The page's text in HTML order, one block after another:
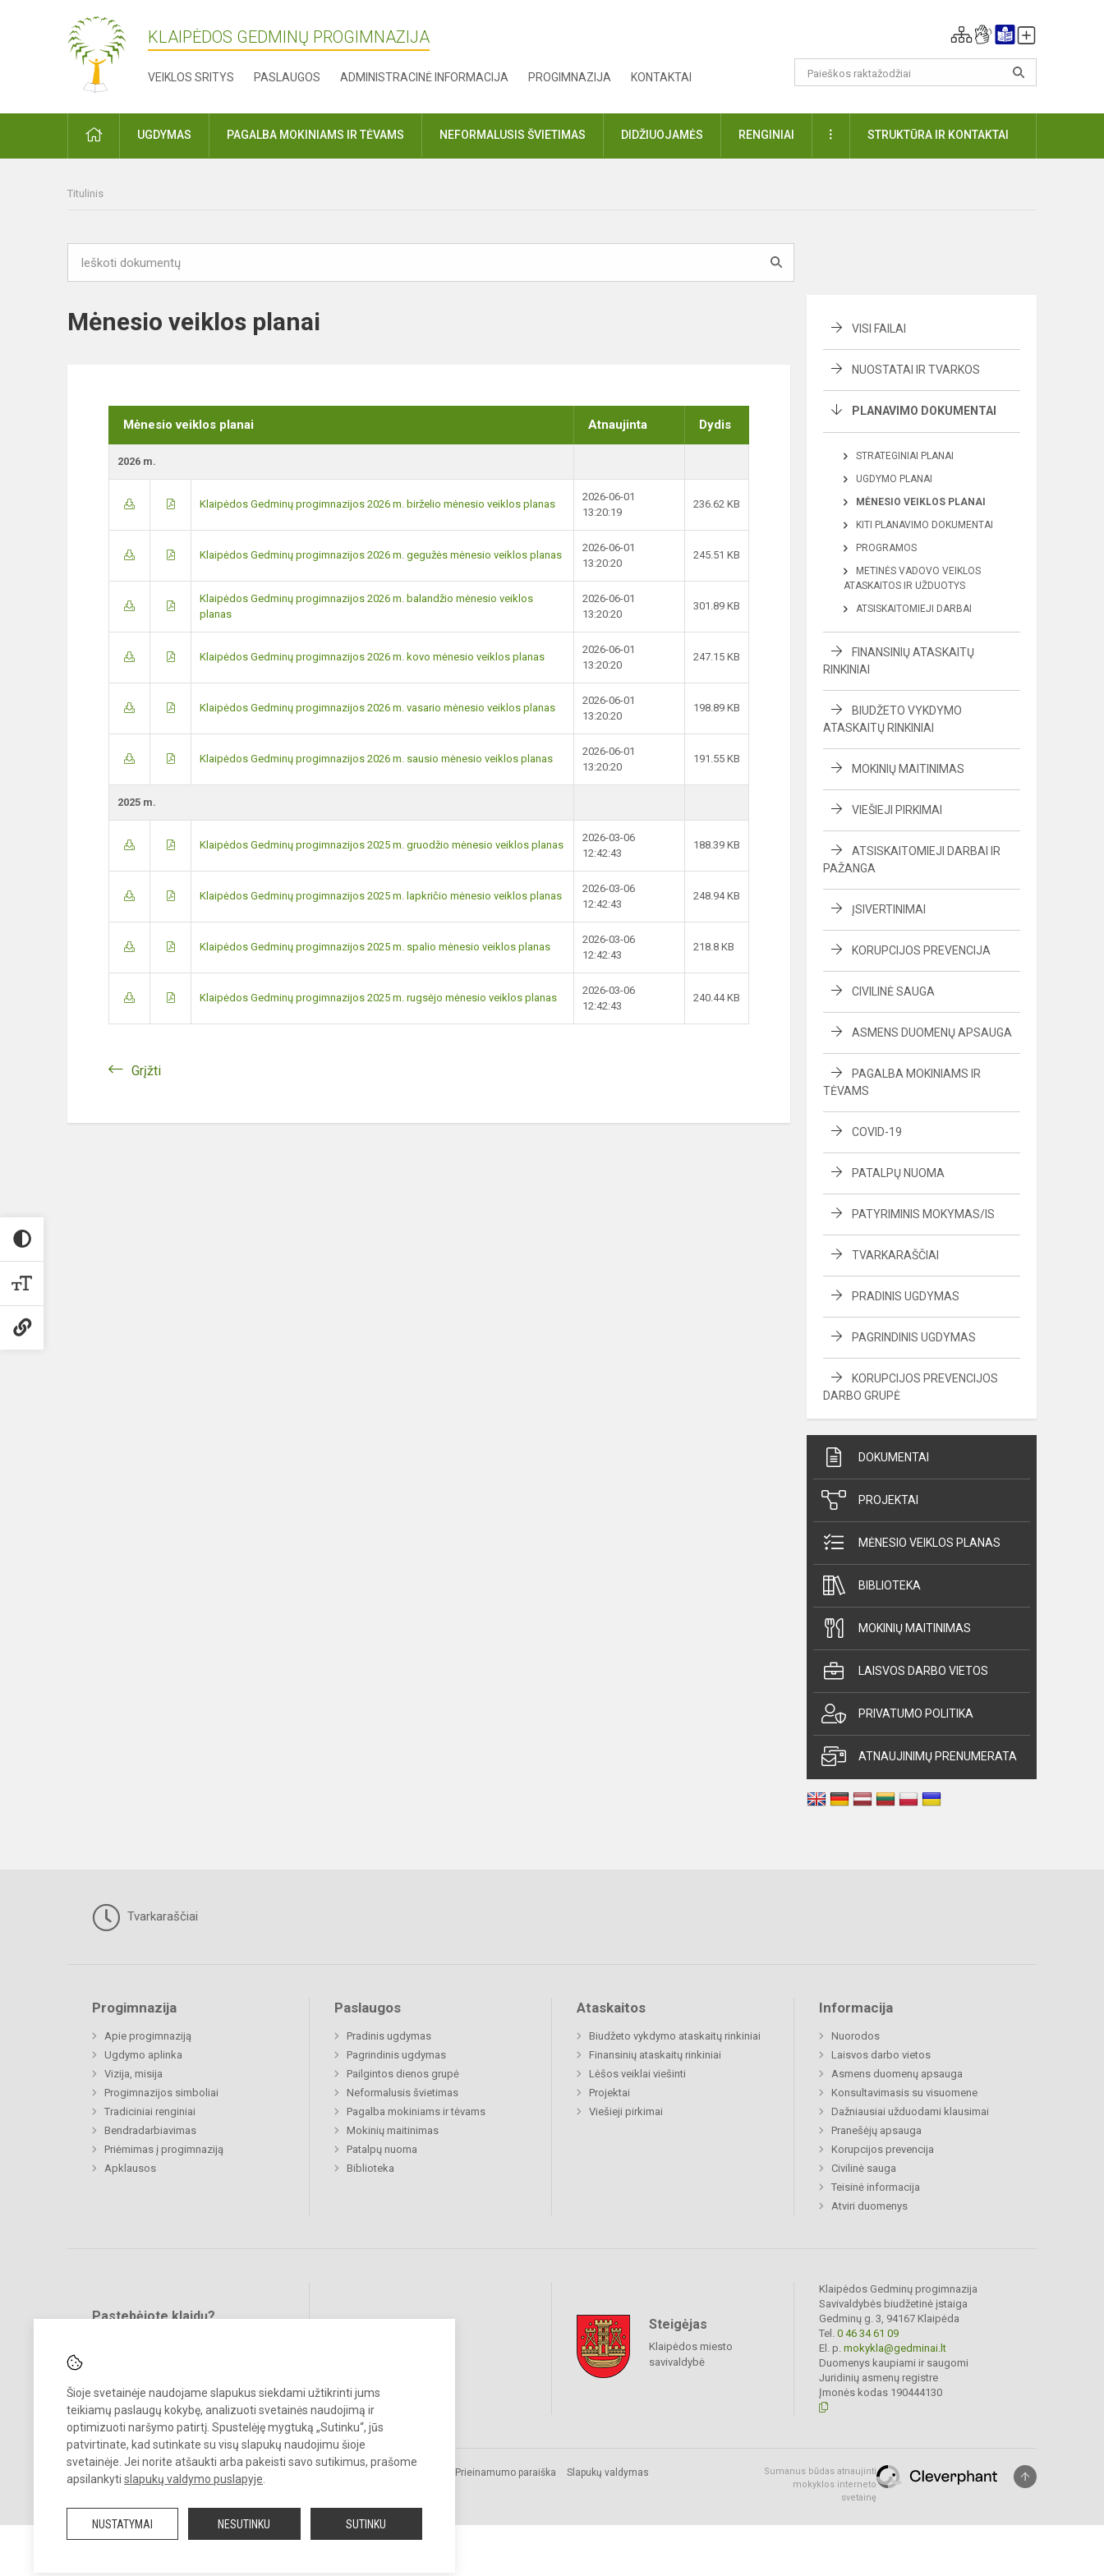
Šioje svetainėje naudojame slapukus siekdami užtikrinti jums
teikiamų paslaugų kokybę, analizuoti svetainės naudojimą ir
optimizuoti naršymo patirtį. Spustelėję mygtuką „Sutinku“, jūs
patvirtinate, kad sutinkate su visų slapukų naudojimu šioje
svetainėje. Jei norite atšaukti arba pakeisti savo sutikimus, prašome
apsilankyti slapukų valdymo puslapyje
NUSTATYMAI NESUTINKU SUTINKU
KLAIPĖDOS GEDMINŲ PROGIMNAZIJA
VEIKLOS SRITYS PASLAUGOS ADMINISTRACINĖ INFORMACIJA PROGIMNAZIJA KONTAKTAI
PRADŽIAUGDYMAS PAGALBA MOKINIAMS IR TĖVAMS NEFORMALUSIS ŠVIETIMAS DIDŽIUOJAMĖS RENGINIAI DAUGIAUSTRUKTŪRA IR KONTAKTAI
Titulinis
Mėnesio veiklos planai
Mėnesio veiklos planai Atnaujinta Dydis
2026 m.
Klaipėdos Gedminų progimnazijos 2026 m. birželio mėnesio veiklos planas
2026-06-01
13:20:19
236.62 KB
Klaipėdos Gedminų progimnazijos 2026 m. gegužės mėnesio veiklos planas
2026-06-01
13:20:20
245.51 KB
Klaipėdos Gedminų progimnazijos 2026 m. balandžio mėnesio veiklos
planas
2026-06-01
13:20:20
301.89 KB
Klaipėdos Gedminų progimnazijos 2026 m. kovo mėnesio veiklos planas
2026-06-01
13:20:20
247.15 KB
Klaipėdos Gedminų progimnazijos 2026 m. vasario mėnesio veiklos planas
2026-06-01
13:20:20
198.89 KB
Klaipėdos Gedminų progimnazijos 2026 m. sausio mėnesio veiklos planas
2026-06-01
13:20:20
191.55 KB
2025 m.
Klaipėdos Gedminų progimnazijos 2025 m. gruodžio mėnesio veiklos planas
2026-03-06
12:42:43
188.39 KB
Klaipėdos Gedminų progimnazijos 2025 m. lapkričio mėnesio veiklos planas
2026-03-06
12:42:43
248.94 KB
Klaipėdos Gedminų progimnazijos 2025 m. spalio mėnesio veiklos planas
2026-03-06
12:42:43
218.8 KB
Klaipėdos Gedminų progimnazijos 2025 m. rugsėjo mėnesio veiklos planas
2026-03-06
12:42:43
240.44 KB
Grįžti
VISI FAILAI
NUOSTATAI IR TVARKOS
PLANAVIMO DOKUMENTAI
STRATEGINIAI PLANAI
UGDYMO PLANAI
MĖNESIO VEIKLOS PLANAI
KITI PLANAVIMO DOKUMENTAI
PROGRAMOS
METINĖS VADOVO VEIKLOS
ATASKAITOS IR UŽDUOTYS
ATSISKAITOMIEJI DARBAI
FINANSINIŲ ATASKAITŲ
RINKINIAI
BIUDŽETO VYKDYMO
ATASKAITŲ RINKINIAI
MOKINIŲ MAITINIMAS
VIEŠIEJI PIRKIMAI
ATSISKAITOMIEJI DARBAI IR
PAŽANGA
ĮSIVERTINIMAI
KORUPCIJOS PREVENCIJA
CIVILINĖ SAUGA
ASMENS DUOMENŲ APSAUGA
PAGALBA MOKINIAMS IR
TĖVAMS
COVID-19
PATALPŲ NUOMA
PATYRIMINIS MOKYMAS/IS
TVARKARAŠČIAI
PRADINIS UGDYMAS
PAGRINDINIS UGDYMAS
KORUPCIJOS PREVENCIJOS
DARBO GRUPĖ
DOKUMENTAI
PROJEKTAI
MĖNESIO VEIKLOS PLANAS
BIBLIOTEKA
MOKINIŲ MAITINIMAS
LAISVOS DARBO VIETOS
PRIVATUMO POLITIKA
ATNAUJINIMŲ PRENUMERATA
Tvarkaraščiai
Progimnazija
Apie progimnaziją
Ugdymo aplinka
Vizija, misija
Progimnazijos simboliai
Tradiciniai renginiai
Bendradarbiavimas
Priėmimas į progimnaziją
Apklausos
Paslaugos
Pradinis ugdymas
Pagrindinis ugdymas
Pailgintos dienos grupė
Neformalusis švietimas
Pagalba mokiniams ir tėvams
Mokinių maitinimas
Patalpų nuoma
Biblioteka
Ataskaitos
Biudžeto vykdymo ataskaitų rinkiniai
Finansinių ataskaitų rinkiniai
Lėšos veiklai viešinti
Projektai
Viešieji pirkimai
Informacija
Nuorodos
Laisvos darbo vietos
Asmens duomenų apsauga
Konsultavimasis su visuomene
Dažniausiai užduodami klausimai
Pranešėjų apsauga
Korupcijos prevencija
Civilinė sauga
Teisinė informacija
Atviri duomenys
Pastebėjote klaidų?
Steigėjas
Klaipėdos miesto
savivaldybė
Klaipėdos Gedminų progimnazija
Savivaldybės biudžetinė įstaiga
Gedminų g. 3, 94167 Klaipėda
Tel. 0 46 34 61 09
El. p. mokykla@gedminai.lt
Duomenys kaupiami ir saugomi
Juridinių asmenų registre
Įmonės kodas 190444130
© 2025. Klaipėdos Gedminų progimnazija. Visos teisės saugomos.
Kopijuoti turinį be raštiško įstaigos administracijos sutikimo griežtai
Prieinamumo paraiška Slapukų valdymas
Sumanus būdas atnaujinti
mokyklos interneto
svetainę